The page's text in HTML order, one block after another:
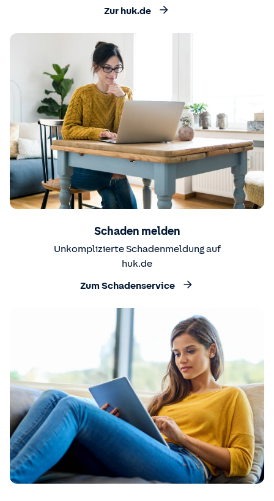
Zur huk.de
Schaden melden
Unkomplizierte Schadenmeldung auf
huk.de
Zum Schadenservice